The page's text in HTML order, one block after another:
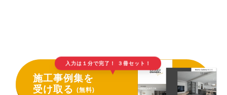
入力は１分で完了！ ３冊セット！
▲
施工事例集を
受け取る(無料)